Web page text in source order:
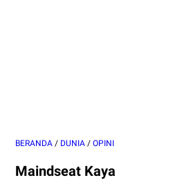
BERANDA / DUNIA / OPINI
Maindseat Kaya